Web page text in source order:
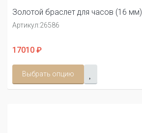
Золотой браслет для часов (16 мм)
Артикул:26586
17010 ₽
Выбрать опцию